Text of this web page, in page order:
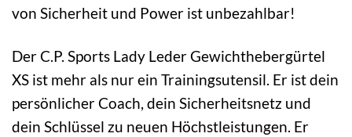
von Sicherheit und Power ist unbezahlbar!
Der C.P. Sports Lady Leder Gewichthebergürtel
XS ist mehr als nur ein Trainingsutensil. Er ist dein
persönlicher Coach, dein Sicherheitsnetz und
dein Schlüssel zu neuen Höchstleistungen. Er